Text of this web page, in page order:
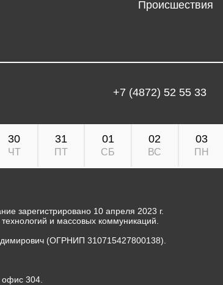
Происшествия
+7 (4872) 52 55 33
30
ЧТ
31
ПТ
01
СБ
02
ВС
03
ПН
зарегистрировано 10 апреля 2023 г.
и массовых коммуникаций.
(ОГРНИП 310715427800138).
офис 304.